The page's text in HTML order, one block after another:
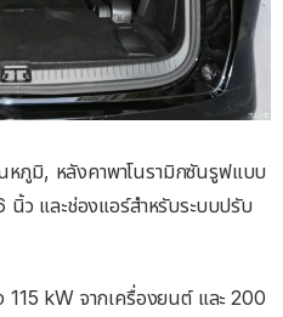
ภูมิ, หลังคาพาโนรามิกซันรูฟแบบ
ว และช่องแอร์สำหรับระบบปรับ
115 kW จากเครื่องยนต์ และ 200